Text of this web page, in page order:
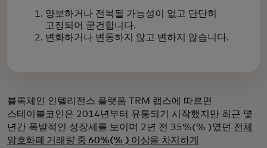
양보하거나 전복될 가능성이 없고 단단히
고정되어 굳건합니다.
변화하거나 변동하지 않고 변하지 않습니다.
블록체인 인텔리전스 플랫폼 TRM 랩스에 따르면
스테이블코인은 2014년부터 유통되기 시작했지만 최근 몇
년간 폭발적인 성장세를 보이며 2년 전 35%(% )였던 전체
암호화폐 거래량 중 60%(% ) 이상을 차지하게